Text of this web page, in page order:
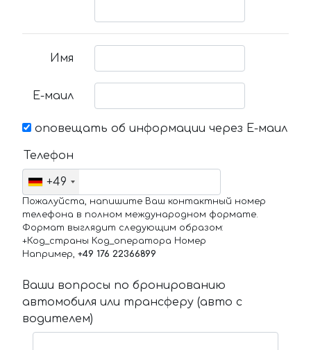
Имя
Е-маил
оповещать об информации через Е-маил
Телефон
+49
Пожалуйста, напишите Ваш контактный номер
телефона в полном международном формате.
Формат выглядит следующим образом:
+Код_страны Код_оператора Номер
Например, +49 176 22366899
Ваши вопросы по бронированию
автомобиля или трансферу (авто с
водителем)